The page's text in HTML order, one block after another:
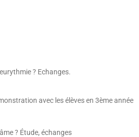
? Echanges.
avec les élèves en 3ème année
? Étude, échanges